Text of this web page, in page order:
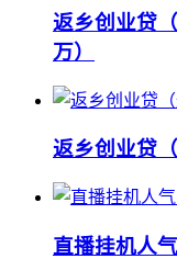
返乡创业贷
万）
返乡创业贷
直播挂机人